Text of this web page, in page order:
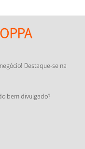
OPPA
Destaque-se na
bem divulgado?